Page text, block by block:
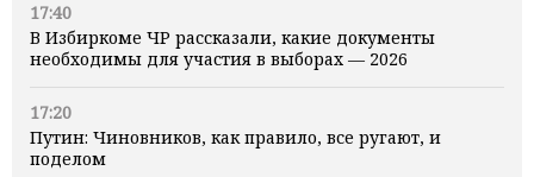
17:40
В Избиркоме ЧР рассказали, какие документы
необходимы для участия в выборах — 2026
17:20
Путин: Чиновников, как правило, все ругают, и
поделом